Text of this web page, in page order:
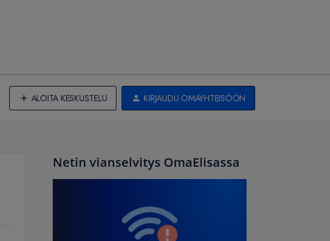
ALOITA KESKUSTELU KIRJAUDU OMAYHTEISÖÖN
Netin vianselvitys OmaElisassa